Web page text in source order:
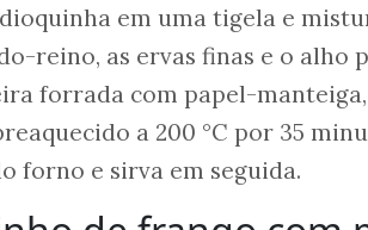
em uma tigela e
reino, as ervas finas e o alho
forrada com papel-
a 200 °C por 35
forno e sirva em seguida.